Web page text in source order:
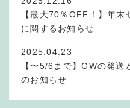
【最大70％OFF！】年
に関するお知らせ
2025.04.23
【〜5/6まで】GWの発
のお知らせ